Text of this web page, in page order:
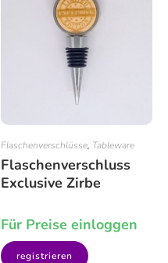
Flaschenverschlüsse, Tableware
Flaschenverschluss
Exclusive Zirbe
Für Preise einloggen
registrieren